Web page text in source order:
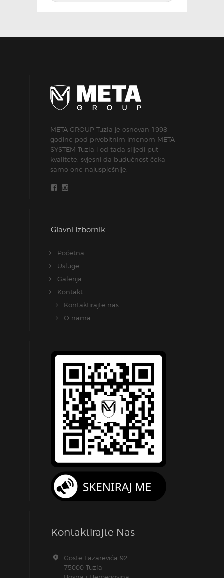
META GROUP Tuzla je osnovan 1998
godine pod prvobitnim imenom META
SYSTEM Tuzla i od tada slijedi put
kvalitete, svjesni da budućnost čeka
samo one najuspješnije.
Glavni Izbornik
Početna
Usluge
Galerija
Kontakt
Kontaktirajte nas
O nama
Kontaktirajte Nas
Goste Lazarevića 92
75000 Tuzla